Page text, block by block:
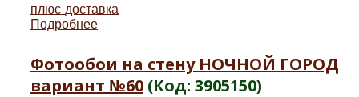
плюс доставка
Подробнее
Фотообои на стену НОЧНОЙ ГОРОД
вариант №60 (Код: 3905150)